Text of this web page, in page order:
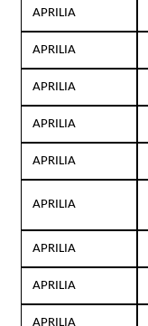
APRILIA
APRILIA
APRILIA
APRILIA
APRILIA
APRILIA
APRILIA
APRILIA
APRILIA